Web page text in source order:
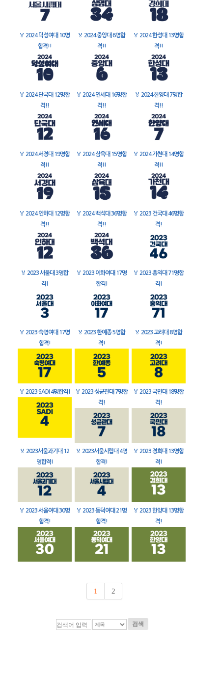
🏅 2024 덕성여대 10명
합격!!
🏅 2024 중앙대 6명합
격!!
🏅 2024 한성대 13명합
격!!
🏅 2024 단국대 12명합
격!!
🏅 2024 연세대 16명합
격!!
🏅 2024 한양대 7명합
격!!
🏅 2024 서경대 19명합
격!!
🏅 2024 삼육대 15명합
격!!
🏅 2024 가천대 14명합
격!!
🏅 2024 인하대 12명합
격!!
🏅 2024 백석대 36명합
격!!
🏅 2023 건국대 46명합
격!
🏅 2023 서울대 3명합
격!
🏅 2023 이화여대 17명
합격!
🏅 2023 홍익대 71명합
격!
🏅 2023 숙명여대 17명
합격!
🏅 2023 한예종 5명합
격!
🏅 2023 고려대 8명합
격!
🏅 2023 SADI 4명합격! 🏅 2023 성균관대 7명합
격!
🏅 2023 국민대 18명합
격!
🏅 2023서울과기대 12
명합격!
🏅 2023서울시립대 4명
합격!
🏅 2023 경희대 13명합
격!
🏅 2023 서울여대 30명
합격!
🏅 2023 동덕여대 21명
합격!
🏅 2023 한양대 13명합
격!
1 2
검색